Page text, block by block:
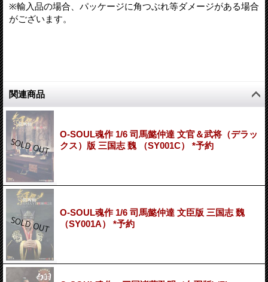
※輸入品の場合、パッケージに角つぶれ等ダメージがある場合
がございます。
関連商品
O-SOUL魂作 1/6 司馬懿仲達 文官＆武将（デラッ
クス）版 三国志 魏 （SY001C） *予約
O-SOUL魂作 1/6 司馬懿仲達 文臣版 三国志 魏
（SY001A） *予約